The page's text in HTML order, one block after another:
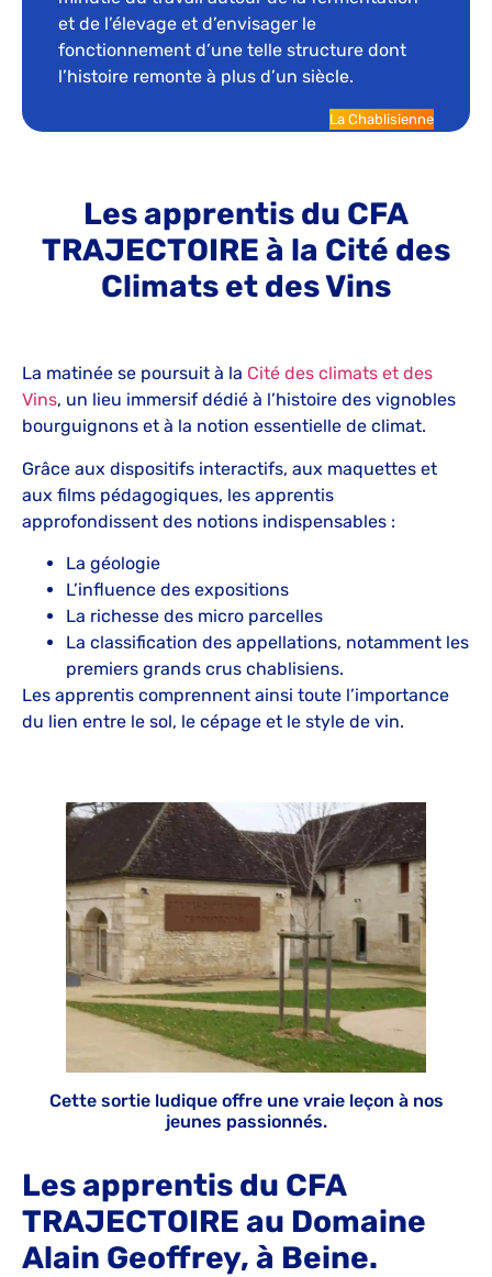
et de l’élevage et d’envisager le
fonctionnement d’une telle structure dont
l’histoire remonte à plus d’un siècle.
La Chablisienne
Les apprentis du CFA
TRAJECTOIRE à la Cité des
Climats et des Vins
La matinée se poursuit à la Cité des climats et des
Vins, un lieu immersif dédié à l’histoire des vignobles
bourguignons et à la notion essentielle de climat.
Grâce aux dispositifs interactifs, aux maquettes et
aux films pédagogiques, les apprentis
approfondissent des notions indispensables :
La géologie
L’influence des expositions
La richesse des micro parcelles
La classification des appellations, notamment les
premiers grands crus chablisiens.
Les apprentis comprennent ainsi toute l’importance
du lien entre le sol, le cépage et le style de vin.
Cette sortie ludique offre une vraie leçon à nos
jeunes passionnés.
Les apprentis du CFA
TRAJECTOIRE au Domaine
Alain Geoffrey, à Beine.